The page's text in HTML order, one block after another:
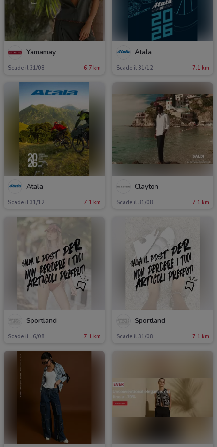
Yamamay
Scade il 31/08 6.7 km
Atala
Scade il 31/12 7.1 km
Atala
Scade il 31/12 7.1 km
Clayton
Scade il 31/08 7.1 km
Sportland
Scade il 16/08 7.1 km
Sportland
Scade il 31/08 7.1 km